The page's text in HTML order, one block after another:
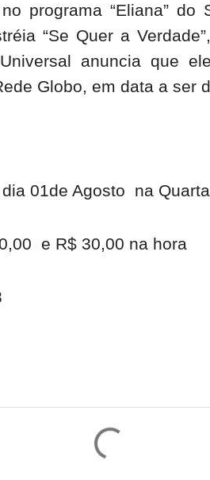
programa “Eliana”
“Se Quer a
anuncia que
Globo, em data a ser
01de Agosto na
e R$ 30,00 na hora